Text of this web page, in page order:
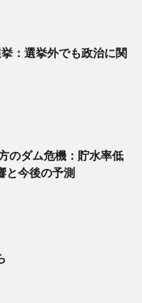
：選挙外でも政治に関
ダム危機：貯水率低
と今後の予測